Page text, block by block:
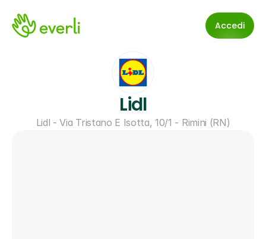
Accedi
Lidl
Lidl - Via Tristano E Isotta, 10/1 - Rimini (RN)